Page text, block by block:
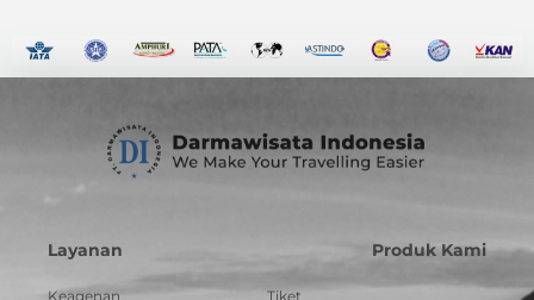
Layanan
Keagenan
Produk Kami
Tiket